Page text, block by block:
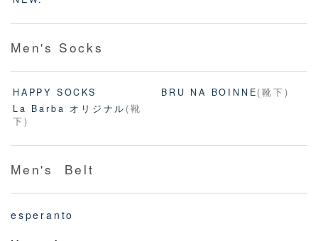
Men's Socks
HAPPY SOCKS BRU NA BOINNE(靴下)
La Barba オリジナル (靴
下)
Men's Belt
esperanto